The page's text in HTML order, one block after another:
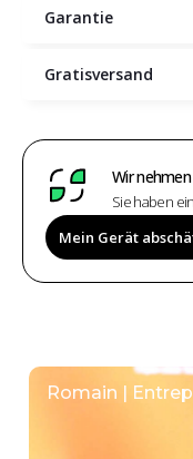
Garantie
Gratisversand
Wir
Sie haben
Mein Gerät